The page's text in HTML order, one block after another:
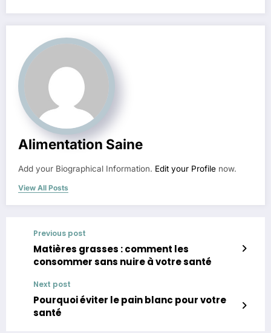
Alimentation Saine
Add your Biographical Information. Edit your Profile now.
View All Posts
Previous post
Matières grasses : comment les
consommer sans nuire à votre santé
Next post
Pourquoi éviter le pain blanc pour votre
santé